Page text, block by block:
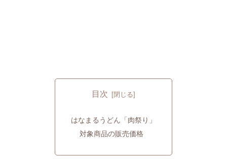
目次
はなまるうどん「肉祭り」
対象商品の販売価格